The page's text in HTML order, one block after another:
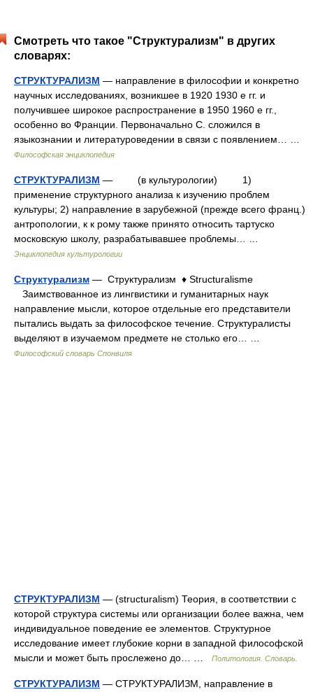
Смотреть что такое "Структурализм" в других
словарях:
СТРУКТУРАЛИЗМ — направление в философии и конкретно
научных исследованиях, возникшее в 1920 1930 е гг. и
получившее широкое распространение в 1950 1960 е гг.,
особенно во Франции. Первоначально С. сложился в
языкознании и литературоведении в связи с появлением… …
Философская энциклопедия
СТРУКТУРАЛИЗМ — (в культурологии) 1)
применение структурного анализа к изучению проблем
культуры; 2) направление в зарубежной (прежде всего франц.)
антропологии, к к рому также принято относить тартуско
московскую школу, разрабатывавшее проблемы… …
Энциклопедия культурологии
Структурализм — Структурализм ♦ Structuralisme
Заимствованное из лингвистики и гуманитарных наук
направление мысли, которое отдельные его представители
пытались выдать за философское течение. Структуралисты
выделяют в изучаемом предмете не столько его… …
Философский словарь Спонвиля
СТРУКТУРАЛИЗМ — (structuralism) Теория, в соответствии с
которой структура системы или организации более важна, чем
индивидуальное поведение ее элементов. Структурное
исследование имеет глубокие корни в западной философской
мысли и может быть прослежено до… …
Политология. Словарь.
СТРУКТУРАЛИЗМ — СТРУКТУРАЛИЗМ, направление в